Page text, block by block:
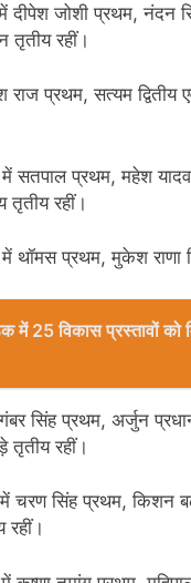
जोशी प्रथम, नंदन
तृतीय रहीं।
प्रथम, सत्यम द्वितीय
प्रथम, महेश यादव
तृतीय रहीं।
प्रथम, मुकेश राणा
में 25 विकास प्रस्तावों
सिंह प्रथम, अर्जुन प्रधान
तृतीय रहीं।
सिंह प्रथम, किशन
रहीं।